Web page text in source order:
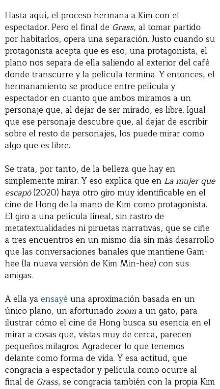
Hasta aquí, el proceso hermana a Kim con el
espectador. Pero el final de Grass, al tomar partido
por habitarlos, opera una separación. Justo cuando su
protagonista acepta que es eso, una protagonista, el
plano nos separa de ella saliendo al exterior del café
donde transcurre y la película termina. Y entonces, el
hermanamiento se produce entre película y
espectador en cuanto que ambos miramos a un
personaje que, al dejar de ser mirado, es libre. Igual
que ese personaje descubre que, al dejar de escribir
sobre el resto de personajes, los puede mirar como
algo que es libre.
Se trata, por tanto, de la belleza que hay en
simplemente mirar. Y eso explica que en La mujer que
escapó(2020) haya otro giro muy identificable en el
cine de Hong de la mano de Kim como protagonista.
El giro a una película lineal, sin rastro de
metatextualidades ni piruetas narrativas, que se ciñe
a tres encuentros en un mismo día sin más desarrollo
que las conversaciones banales que mantiene Gam-
hee (la nueva versión de Kim Min-hee) con sus
amigas.
A ella ya ensayé una aproximación basada en un
único plano, un afortunado zooma un gato, para
ilustrar cómo el cine de Hong busca su esencia en el
mirar a cosas que, vistas muy de cerca, parecen
pequeños milagros. Agradecer lo que tenemos
delante como forma de vida. Y esa actitud, que
congracia a espectador y película como ocurre al
final de Grass, se congracia también con la propia Kim